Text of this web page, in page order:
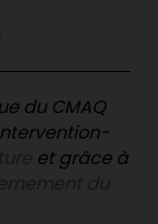
du CMAQ
et grâce à